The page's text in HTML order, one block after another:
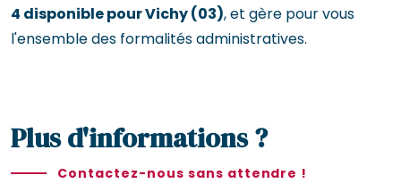
4 disponible pour Vichy (03), et gère pour vous
l'ensemble des formalités administratives.
Plus d'informations ?
Contactez-nous sans attendre !